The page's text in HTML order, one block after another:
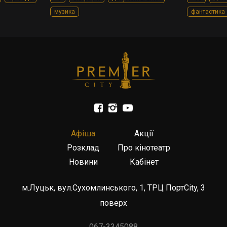
музика
фантастика
Афіша
Розклад
Новини
Акції
Про кінотеатр
Кабінет
м.Луцьк, вул.Сухомлинського, 1, ТРЦ ПортCity, 3
поверх